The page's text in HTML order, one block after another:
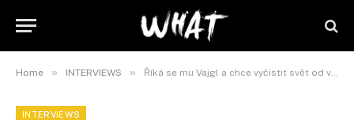
Home » INTERVIEWS » Říká se mu Vajgl a chce vyčistit svět od vajglů. „Víme, jak je recyklovat,“ říká osobitý podnikatel
INTERVIEWS